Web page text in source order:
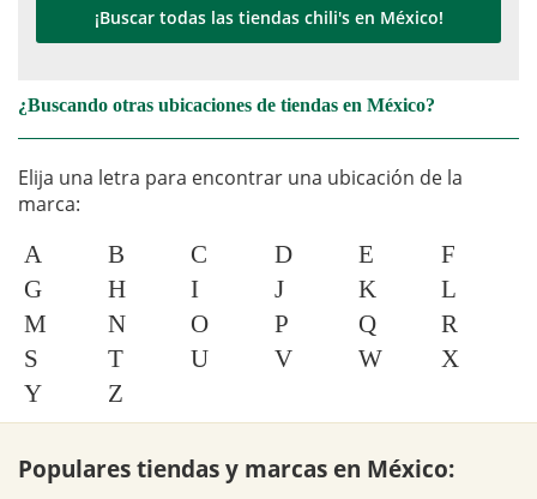
¡Buscar todas las tiendas chili's en México!
¿Buscando otras ubicaciones de tiendas en México?
Elija una letra para encontrar una ubicación de la
marca:
A B C D E
F
G
H I J K
L
M
N O P Q
R
S
T U V W
X
Y
Z
Populares tiendas y marcas en México: